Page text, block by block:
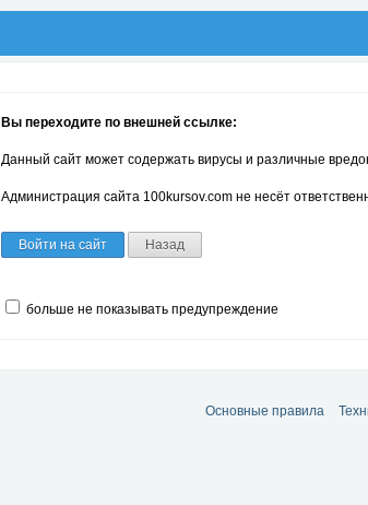
Вы переходите по внешней ссылке:
Данный сайт может содержать вирусы и различные
Администрация сайта 100kursov.com не несёт
Войти на сайт Назад
больше не показывать предупреждение
Основные правила